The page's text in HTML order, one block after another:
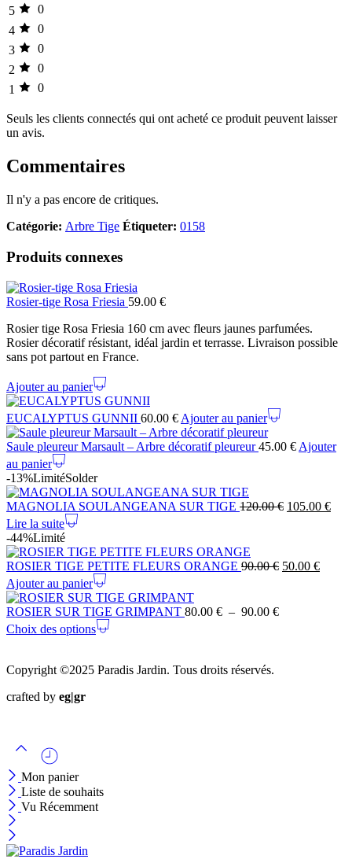
5
0
4
0
3
0
2
0
1
0
Seuls les clients connectés qui ont acheté ce produit peuvent laisser
un avis.
Commentaires
Il n'y a pas encore de critiques.
Catégorie: Arbre Tige Étiqueter: 0158
Produits connexes
Rosier-tige Rosa Friesia 59.00 €
Rosier tige Rosa Friesia 160 cm avec fleurs jaunes parfumées.
Rosier décoratif résistant, idéal jardin et terrasse. Livraison possible
sans pot partout en France.
Ajouter au panier
EUCALYPTUS GUNNII 60.00 € Ajouter au panier
Saule pleureur Marsault – Arbre décoratif pleureur45.00 € Ajouter
au panier
-13%LimitéSolder
MAGNOLIA SOULANGEANA SUR TIGE 120.00€ 105.00 €
Lire la suite
-44%Limité
ROSIER TIGE PETITE FLEURS ORANGE 90.00€ 50.00 €
Ajouter au panier
ROSIER SUR TIGE GRIMPANT 80.00 € – 90.00 €
Choix des options
Copyright ©2025 Paradis Jardin. Tous droits réservés.
crafted by eg|gr
Mon panier
Liste de souhaits
Vu Récemment